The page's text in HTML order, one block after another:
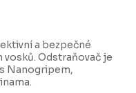
a bezpečné
Odstraňovač je
Nanogripem,